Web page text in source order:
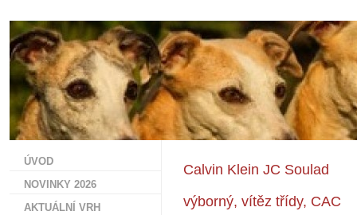
Calvin Klein JC Soulad
výborný, vítěz třídy, CAC
ÚVOD
NOVINKY 2026
AKTUÁLNÍ VRH